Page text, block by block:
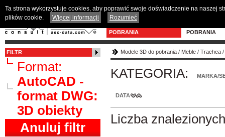
POBRANIA
POBRANIA
FILTR
Format:
AutoCAD -
format DWG:
3D obiekty
Anuluj filtr
Modele 3D do pobrania / Meble / Trachea /
KATEGORIA: MARKA/
DATA
Liczba
Ta strona wykorzystuje cookies, aby poprawić swoje doświadczenie na naszej
plików cookie.
Więcej informacji Rozumieć